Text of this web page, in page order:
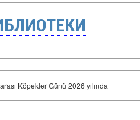
Köpekler Günü 2026 yılında